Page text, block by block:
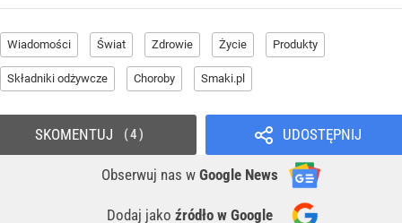
Wiadomości Świat Zdrowie Życie Produkty
Składniki odżywcze Choroby Smaki.pl
UDOSTĘPNIJ
Obserwuj nas w Google News
Dodaj jako źródło w Google
SKOMENTUJ 4